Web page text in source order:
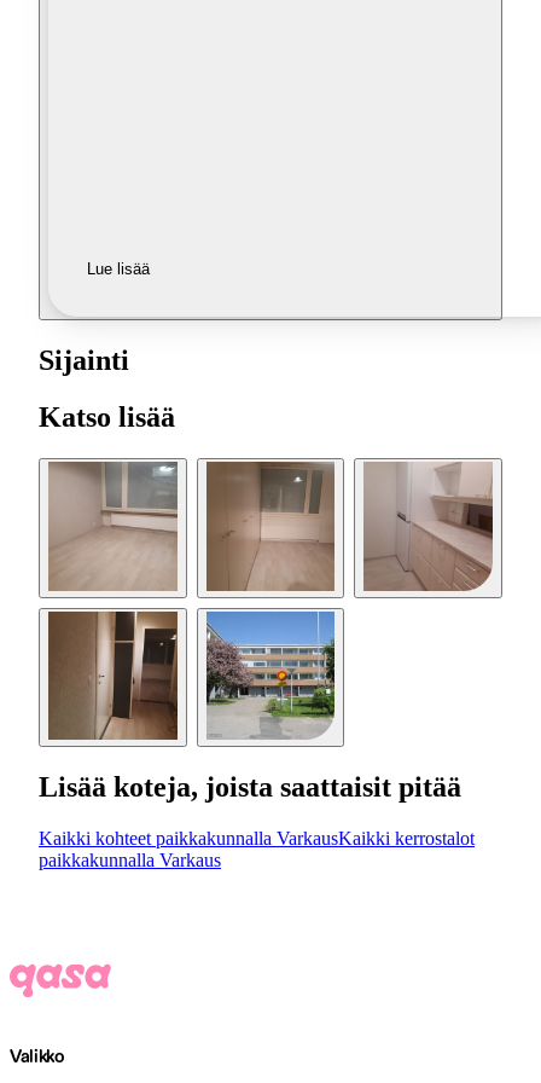
Lue lisää
Sijainti
Katso lisää
Lisää koteja, joista saattaisit pitää
Kaikki kohteet paikkakunnalla VarkausKaikki kerrostalot
paikkakunnalla Varkaus
Valikko